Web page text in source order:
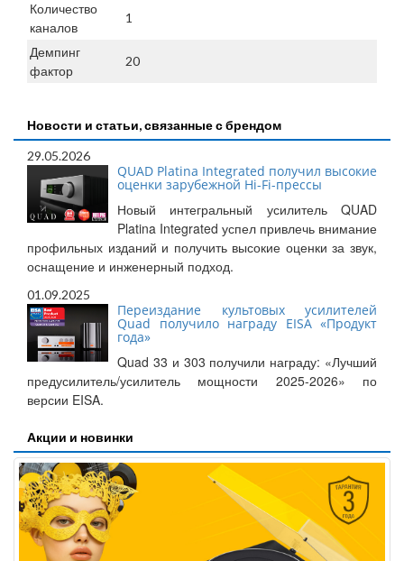
Количество
каналов
1
Демпинг
фактор
20
Новости и статьи, связанные с брендом
29.05.2026
QUAD Platina Integrated получил высокие
оценки зарубежной Hi-Fi-прессы
Новый интегральный усилитель QUAD
Platina Integrated успел привлечь внимание
профильных изданий и получить высокие оценки за звук,
оснащение и инженерный подход.
01.09.2025
Переиздание культовых усилителей
Quad получило награду EISA «Продукт
года»
Quad 33 и 303 получили награду: «Лучший
предусилитель/усилитель мощности 2025-2026» по
версии EISA.
Акции и новинки